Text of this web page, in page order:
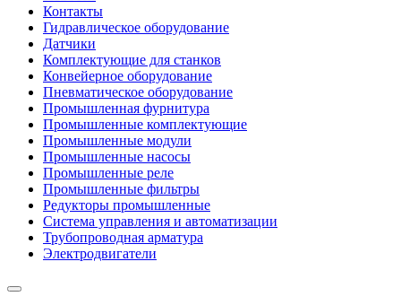
Контакты
Гидравлическое оборудование
Датчики
Комплектующие для станков
Конвейерное оборудование
Пневматическое оборудование
Промышленная фурнитура
Промышленные комплектующие
Промышленные модули
Промышленные насосы
Промышленные реле
Промышленные фильтры
Редукторы промышленные
Система управления и автоматизации
Трубопроводная арматура
Электродвигатели